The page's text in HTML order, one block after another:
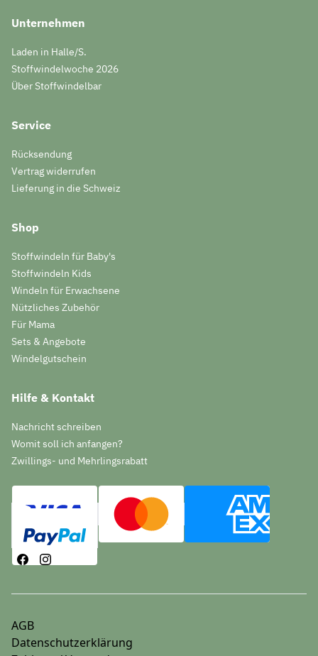
Unternehmen
Laden in Halle/S.
Stoffwindelwoche 2026
Über Stoffwindelbar
Service
Rücksendung
Vertrag widerrufen
Lieferung in die Schweiz
Shop
Stoffwindeln für Baby's
Stoffwindeln Kids
Windeln für Erwachsene
Nützliches Zubehör
Für Mama
Sets & Angebote
Windelgutschein
Hilfe & Kontakt
Nachricht schreiben
Womit soll ich anfangen?
Zwillings- und Mehrlingsrabatt
AGB
Datenschutzerklärung